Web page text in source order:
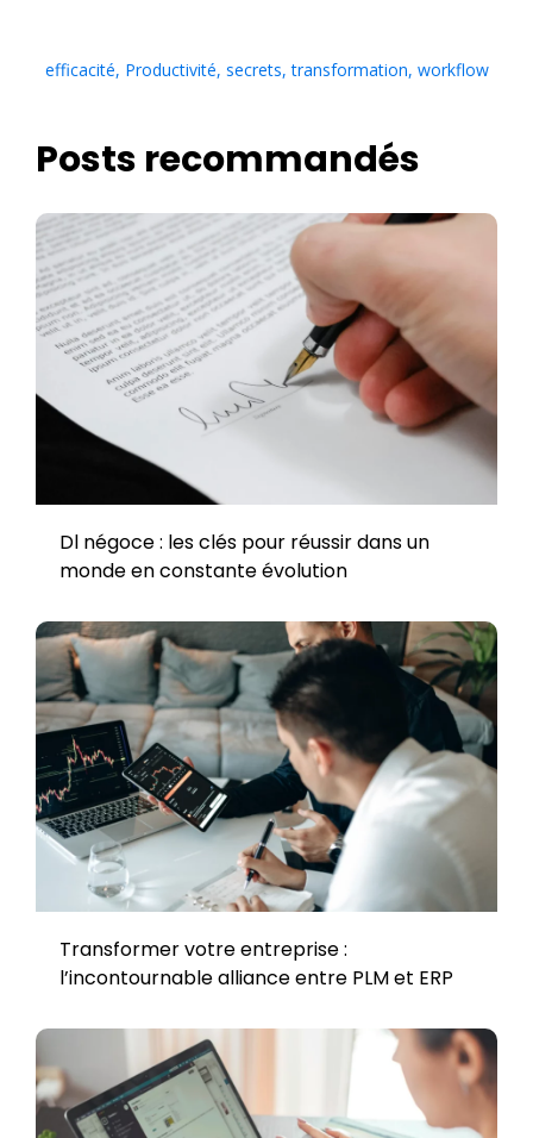
efficacité, Productivité, secrets,transformation, workflow
Posts recommandés
Dl négoce : les clés pour réussir dans un
monde en constante évolution
Transformer votre entreprise :
l’incontournable alliance entre PLM et ERP